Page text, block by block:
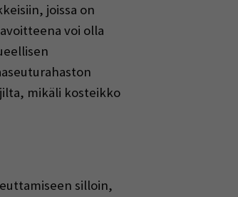
joissa on
voi olla
mikäli kosteikko
silloin,